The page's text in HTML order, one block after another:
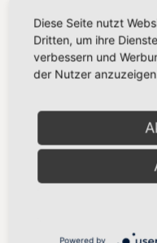
Delegation der
Diese Seite nutzt
Dritten, um ihre
verbessern und
der Nutzer
Powered by